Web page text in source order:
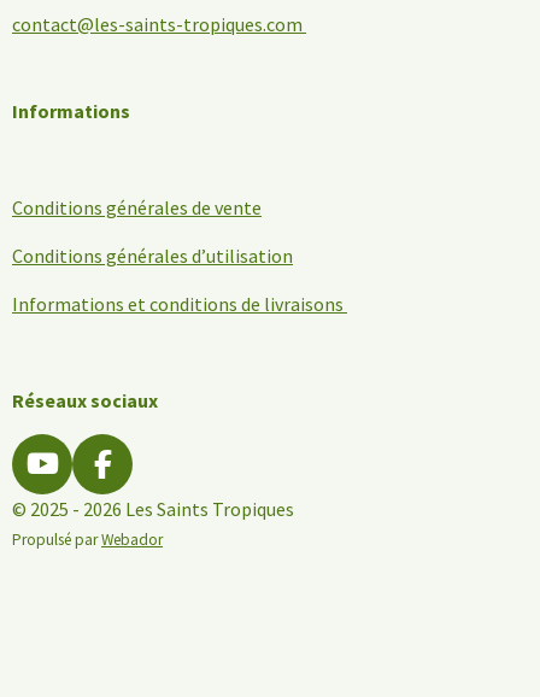
contact@les-saints-tropiques.com
Informations
Conditions générales de vente
Conditions générales d’utilisation
Informations et conditions de livraisons
Réseaux sociaux
Y
o
u
F
a
c
© 2025 - 2026 Les Saints Tropiques
Propulsé parWebador